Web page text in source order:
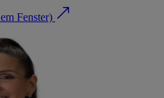
Fenster)